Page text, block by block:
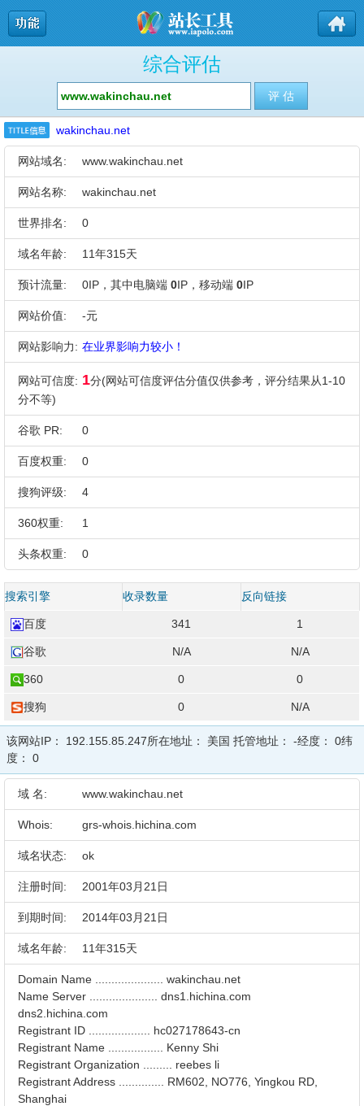
综合评估
wakinchau.net
网站域名: www.wakinchau.net
网站名称: wakinchau.net
世界排名: 0
域名年龄: 11年315天
预计流量: 0IP，其中电脑端 0IP，移动端 0IP
网站价值: -元
网站影响力: 在业界影响力较小！
网站可信度: 1分(网站可信度评估分值仅供参考，评分结果从1-10
分不等)
谷歌 PR: 0
百度权重: 0
搜狗评级: 4
360权重: 1
头条权重: 0
搜索引擎 收录数量 反向链接
百度 341 1
谷歌 N/A N/A
360 0 0
搜狗 0 N/A
该网站IP： 192.155.85.247所在地址： 美国 托管地址： -经度： 0纬
度： 0
域 名: www.wakinchau.net
Whois: grs-whois.hichina.com
域名状态: ok
注册时间: 2001年03月21日
到期时间: 2014年03月21日
域名年龄: 11年315天
Domain Name ..................... wakinchau.net
Name Server ..................... dns1.hichina.com
dns2.hichina.com
Registrant ID ................... hc027178643-cn
Registrant Name ................. Kenny Shi
Registrant Organization ......... reebes li
Registrant Address .............. RM602, NO776, Yingkou RD,
Shanghai